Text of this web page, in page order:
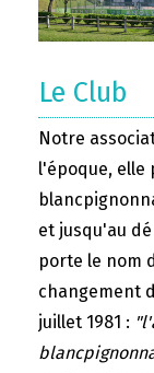
Le Club
Notre
l'époque, elle
et jusqu'au
porte le nom
changement
juillet 1981 :